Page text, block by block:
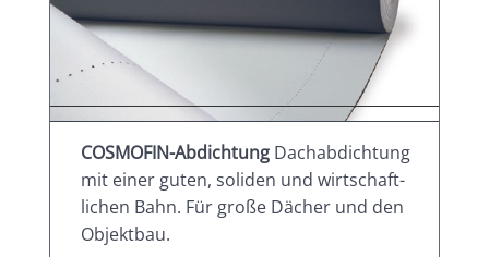
COSMOFIN-Abdichtung Dachabdichtung
mit einer guten, soliden und wirtschaft­
lichen Bahn. Für große Dächer und den
Objektbau.